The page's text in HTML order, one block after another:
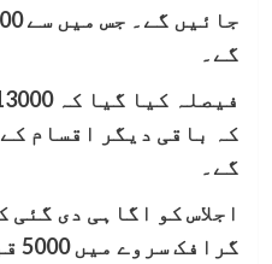
گے۔
کہ باقی دیگر اقسام
گے۔
اجلاس کو اگاہی دی